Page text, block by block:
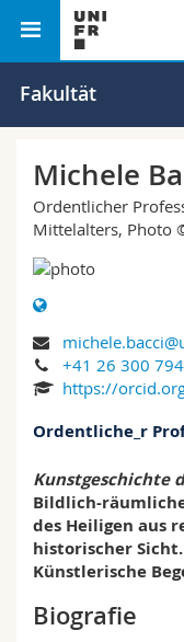
Universität
Campus
Forschung
Weiterbildung
Theologische
Philosophische
Fak. für
Math.-Nat. und
Interfakultär
Informationen für
Studieninteressierte
Medien
Mitarbeitende
Doktorierende
Ressourcen
Ortsplan
Webmail
MyUnifr
Fakultät
Michele
Ordentlicher
Mittelalters, Photo
+41 26 300
https://
Ordentliche_r
MIS 02 bu.
Av. de
1700
MIS 02,
+41 26 300
Kunstgeschichte
Bildlich-
des Heiligen aus
historischer Sicht.
Künstlerische
Biografie